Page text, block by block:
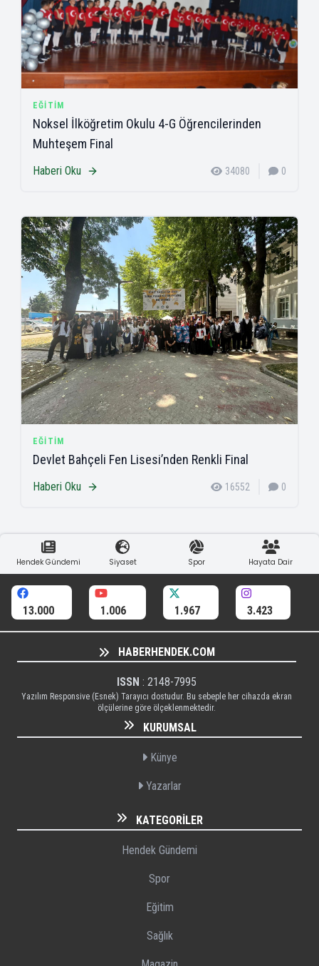
EĞITIM
Noksel İlköğretim Okulu 4-G Öğrencilerinden
Muhteşem Final
Haberi Oku 34080 0
EĞITIM
Devlet Bahçeli Fen Lisesi’nden Renkli Final
Haberi Oku 16552 0
Hendek Gündemi Siyaset Spor Hayata Dair
13.000 1.006 1.967 3.423
HABERHENDEK.COM
ISSN : 2148-7995
Yazılım Responsive (Esnek) Tarayıcı dostudur. Bu sebeple her cihazda ekran
ölçülerine göre ölçeklenmektedir.
KURUMSAL
Künye
Yazarlar
KATEGORILER
Hendek Gündemi
Spor
Eğitim
Sağlık